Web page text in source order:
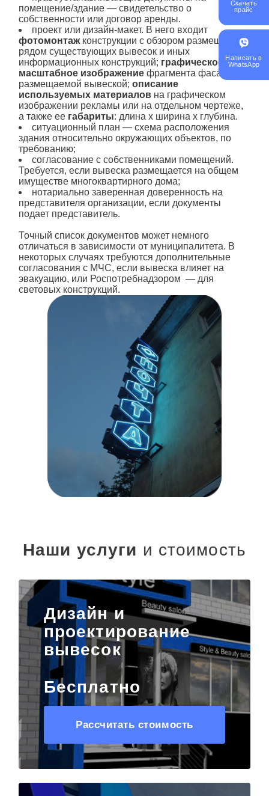
помещение/здание — свидетельство о
собственности или договор аренды.
проект или дизайн-макет. В него входит
фотомонтажконструкции с обзором размещенных
рядом существующих вывесок и иных
информационных конструкций; графическое
масштабное изображение фрагмента фасада с
размещаемой вывеской; описание
используемых материаловна графическом
изображении рекламы или на отдельном чертеже,
а также ее габариты: длина х ширина х глубина.
ситуационный план — схема расположения
здания относительно окружающих объектов, по
требованию;
согласование с собственниками помещений.
Требуется, если вывеска размещается на общем
имуществе многоквартирного дома;
нотариально заверенная доверенность на
представителя организации, если документы
подает представитель.
Точный список документов может немного
отличаться в зависимости от муниципалитета. В
некоторых случаях требуются дополнительные
согласования с МЧС, если вывеска влияет на
эвакуацию, или Роспотребнадзором — для
световых конструкций.
Наши услуги и стоимость
Дизайн и
проектирование
вывесок
Бесплатно
Рассчитать стоимость
Скачать
прайс
Написать в
WhatsApp